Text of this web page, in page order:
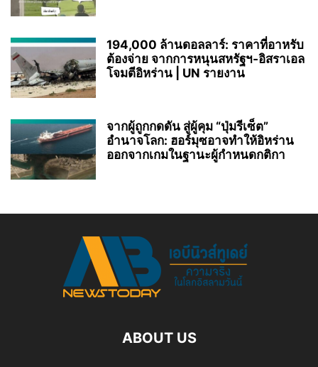
194,000 ล้านดอลลาร์: ราคาที่อาหรับ
ต้องจ่าย จากการหนุนสหรัฐฯ‑อิสราเอล
โจมตีอิหร่าน | UN รายงาน
จากผู้ถูกกดดัน สู่ผู้คุม “ปุ่มรีเซ็ต”
อำนาจโลก: ฮอร์มุซอาจทำให้อิหร่าน
ออกจากเกมในฐานะผู้กำหนดกติกา
ABOUT US